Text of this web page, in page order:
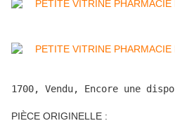
1700, Vendu, Encore une dispo
PIÈCE ORIGINELLE :